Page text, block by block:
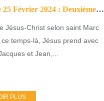
Dimanche 25 Février 2024 : Deuxième dimanche de Carême
Jésus-Christ selon saint Marc
temps-là, Jésus prend avec
et Jean,...
PLUS